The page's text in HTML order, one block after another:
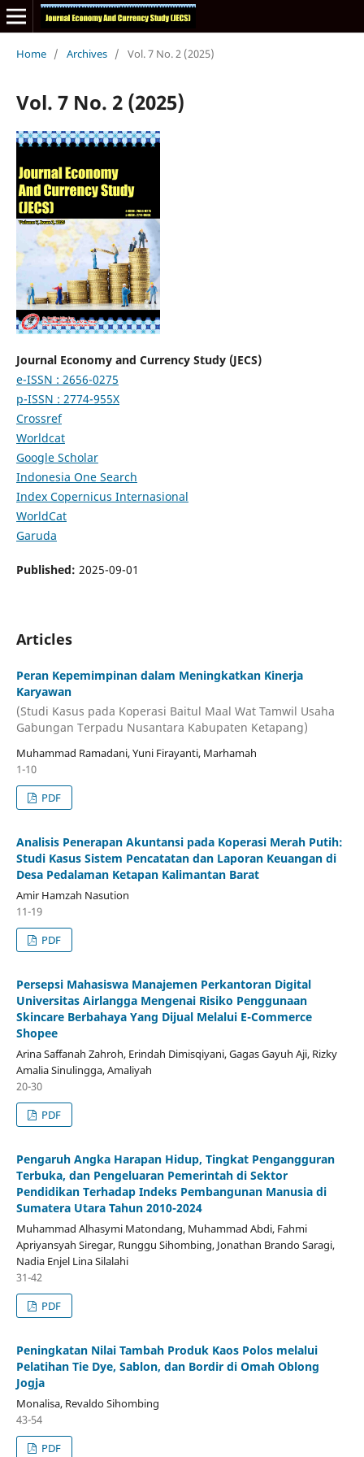
Home / Archives / Vol. 7 No. 2 (2025)
Vol. 7 No. 2 (2025)
Journal Economy and Currency Study (JECS)
e-ISSN : 2656-0275
p-ISSN : 2774-955X
Crossref
Worldcat
Google Scholar
Indonesia One Search
Index Copernicus Internasional
WorldCat
Garuda
Published: 2025-09-01
Articles
Peran Kepemimpinan dalam Meningkatkan Kinerja
Karyawan
(Studi Kasus pada Koperasi Baitul Maal Wat Tamwil Usaha
Gabungan Terpadu Nusantara Kabupaten Ketapang)
Muhammad Ramadani, Yuni Firayanti, Marhamah
1-10
PDF
Analisis Penerapan Akuntansi pada Koperasi Merah Putih:
Studi Kasus Sistem Pencatatan dan Laporan Keuangan di
Desa Pedalaman Ketapan Kalimantan Barat
Amir Hamzah Nasution
11-19
PDF
Persepsi Mahasiswa Manajemen Perkantoran Digital
Universitas Airlangga Mengenai Risiko Penggunaan
Skincare Berbahaya Yang Dijual Melalui E-Commerce
Shopee
Arina Saffanah Zahroh, Erindah Dimisqiyani, Gagas Gayuh Aji, Rizky
Amalia Sinulingga, Amaliyah
20-30
PDF
Pengaruh Angka Harapan Hidup, Tingkat Pengangguran
Terbuka, dan Pengeluaran Pemerintah di Sektor
Pendidikan Terhadap Indeks Pembangunan Manusia di
Sumatera Utara Tahun 2010-2024
Muhammad Alhasymi Matondang, Muhammad Abdi, Fahmi
Apriyansyah Siregar, Runggu Sihombing, Jonathan Brando Saragi,
Nadia Enjel Lina Silalahi
31-42
PDF
Peningkatan Nilai Tambah Produk Kaos Polos melalui
Pelatihan Tie Dye, Sablon, dan Bordir di Omah Oblong
Jogja
Monalisa, Revaldo Sihombing
43-54
PDF